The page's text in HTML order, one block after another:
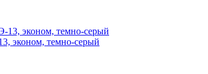
эконом, темно-серый